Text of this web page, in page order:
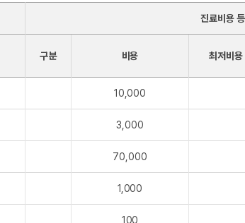
진료비용
구분 비용 최저비용
10,000
3,000
70,000
1,000
100